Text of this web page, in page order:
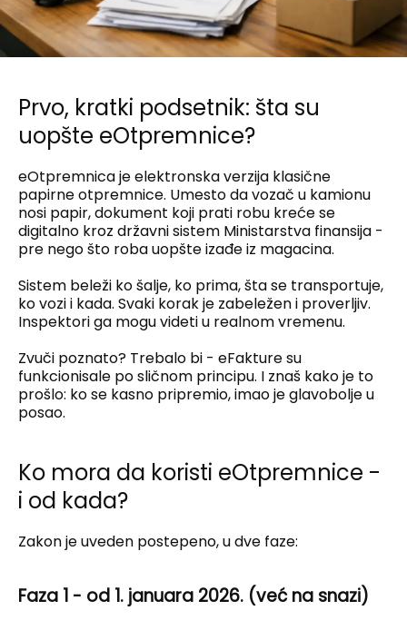
Prvo, kratki podsetnik: šta su
uopšte eOtpremnice?
eOtpremnica je elektronska verzija klasične
papirne otpremnice. Umesto da vozač u kamionu
nosi papir, dokument koji prati robu kreće se
digitalno kroz državni sistem Ministarstva finansija -
pre nego što roba uopšte izađe iz magacina.
Sistem beleži ko šalje, ko prima, šta se transportuje,
ko vozi i kada. Svaki korak je zabeležen i proverljiv.
Inspektori ga mogu videti u realnom vremenu.
Zvuči poznato? Trebalo bi - eFakture su
funkcionisale po sličnom principu. I znaš kako je to
prošlo: ko se kasno pripremio, imao je glavobolje u
posao.
Ko mora da koristi eOtpremnice -
i od kada?
Zakon je uveden postepeno, u dve faze:
Faza 1 - od 1. januara 2026. (već na snazi)